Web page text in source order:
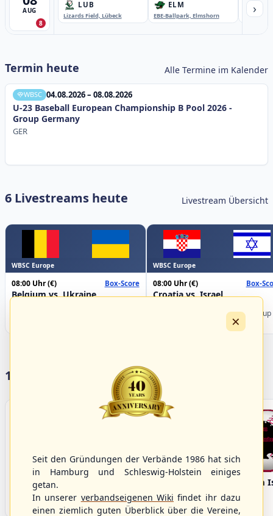
AUG
8
LUB
Lizards Field, Lübeck
ELM
EBE-Ballpark, Elmshorn
›
Termin heute Alle Termine im Kalender
WBSC 04.08.2026 – 08.08.2026
U-23 Baseball European Championship B Pool 2026 -
Group Germany
GER
6 Livestreams heute Livestream Übersicht
WBSC Europe
08:00 Uhr(€) Box-Score
Belgium vs. Ukraine
WBSC Europe
08:00 Uhr(€) Box-
Croatia vs. Israel
Championship B Pool 2026 - Group
17 Vereine im S/HBV
Bargenstedt
Beavers
Fehmarn
×
Seit den Gründungen der Verbände 1986 hat sich
in Hamburg und Schleswig-Holstein einiges
getan.
In unserer verbandseigenen Wiki findet ihr dazu
einen ziemlich guten Überblick über die Vereine,